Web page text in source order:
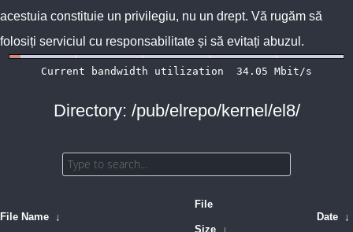
acestuia constituie un privilegiu, nu un drept. Vă rugăm să
folosiți serviciul cu responsabilitate și să evitați abuzul.
Directory: /pub/elrepo/kernel/el8/
File Name ↓
File
Size ↓
Date ↓